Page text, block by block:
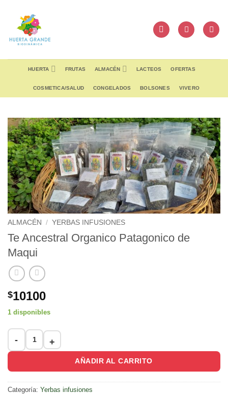
content
HUERTA FRUTAS ALMACÉN LACTEOS OFERTAS
COSMETICA/SALUD CONGELADOS BOLSONES VIVERO
ALMACÉN / YERBAS INFUSIONES
Te Ancestral Organico Patagonico de
Maqui
$10100
1 disponibles
Te Ancestral Organico Patagonico de Maqui cantidad
AÑADIR AL CARRITO
Categoría: Yerbas infusiones